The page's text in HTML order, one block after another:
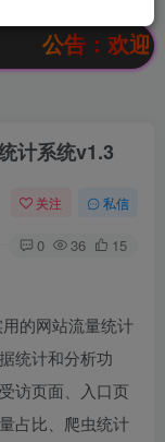
告：欢迎访问
计系统v1.3
关注 私信
0 36 15
的网站流量统计
统计和分析功
访页面、入口页
占比、爬虫统计